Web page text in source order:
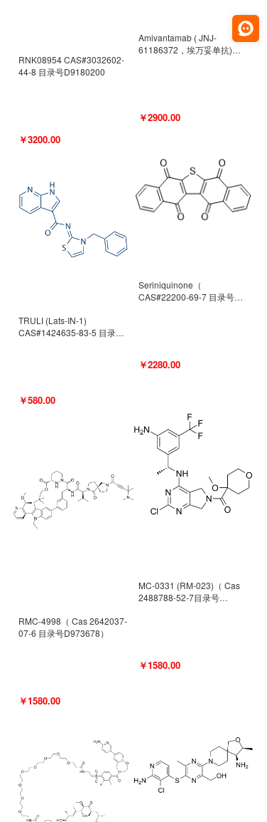
RNK08954 CAS#3032602-
44-8 目录号D9180200
￥3200.00
TRULI (Lats-IN-1)
CAS#1424635-83-5 目录号
￥580.00
RMC-4998（ Cas 2642037-
07-6 目录号D973678）
￥1580.00
Amivantamab ( JNJ-
61186372，埃万妥单抗)
￥2900.00
Seriniquinone（
CAS#22200-69-7 目录号
￥2280.00
MC-0331 (RM-023)（ Cas
2488788-52-7目录号
￥1580.00